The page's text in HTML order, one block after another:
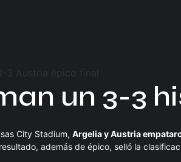
un 3-3
City Stadium, Argelia y Austria
además de épico, selló la